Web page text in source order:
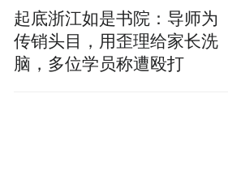
起底浙江如是书院：导师为
传销头目，用歪理给家长洗
脑，多位学员称遭殴打